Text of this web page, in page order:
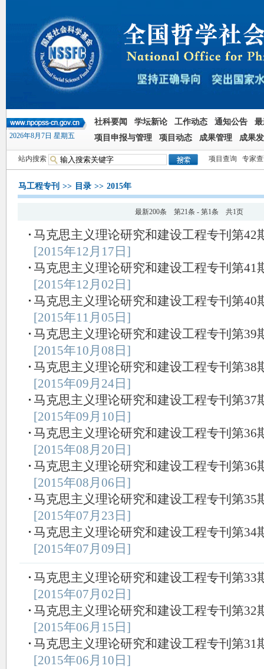
2026年8月7日 星期五
社科要闻 学坛新论 工作动态 通知公告
项目申报与管理
项目动态 成果管理 成果
站内搜索 项目查询 专家
马工程专刊 >> 目录 >> 2015年
最新200条 第21条 - 第1条 共1页
马克思主义理论研究和建设工程专刊第42
[2015年12月17日]
马克思主义理论研究和建设工程专刊第41
[2015年12月02日]
马克思主义理论研究和建设工程专刊第40
[2015年11月05日]
马克思主义理论研究和建设工程专刊第39
[2015年10月08日]
马克思主义理论研究和建设工程专刊第38
[2015年09月24日]
马克思主义理论研究和建设工程专刊第37
[2015年09月10日]
马克思主义理论研究和建设工程专刊第36
[2015年08月20日]
马克思主义理论研究和建设工程专刊第36
[2015年08月06日]
马克思主义理论研究和建设工程专刊第35
[2015年07月23日]
马克思主义理论研究和建设工程专刊第34
[2015年07月09日]
马克思主义理论研究和建设工程专刊第33
[2015年07月02日]
马克思主义理论研究和建设工程专刊第32
[2015年06月15日]
马克思主义理论研究和建设工程专刊第31
[2015年06月10日]